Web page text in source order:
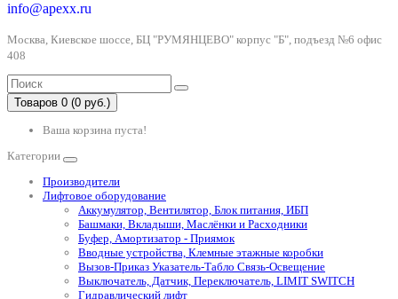
info@apexx.ru
Москва, Киевское шоссе, БЦ "РУМЯНЦЕВО" корпус "Б", подъезд №6 офис
408
Товаров 0 (0 руб.)
Ваша корзина пуста!
Категории
Производители
Лифтовое оборудование
Аккумулятор, Вентилятор, Блок питания, ИБП
Башмаки, Вкладыши, Маслёнки и Расходники
Буфер, Амортизатор - Приямок
Вводные устройства, Клемные этажные коробки
Вызов-Приказ Указатель-Табло Связь-Освещение
Выключатель, Датчик, Переключатель, LIMIT SWITCH
Гидравлический лифт